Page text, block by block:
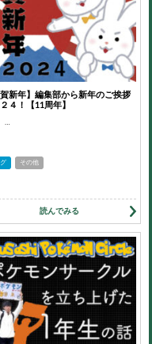
賀新年】編集部から新年のご挨拶
４！【11周年】
その他
読んでみる